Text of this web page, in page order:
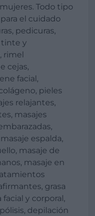
Todo tipo
el cuidado
pedicuras,
tinte y
rimel
cejas,
facial,
pieles
relajantes,
masajes
espalda,
masaje de
masaje en
grasa
y corporal,
depilación